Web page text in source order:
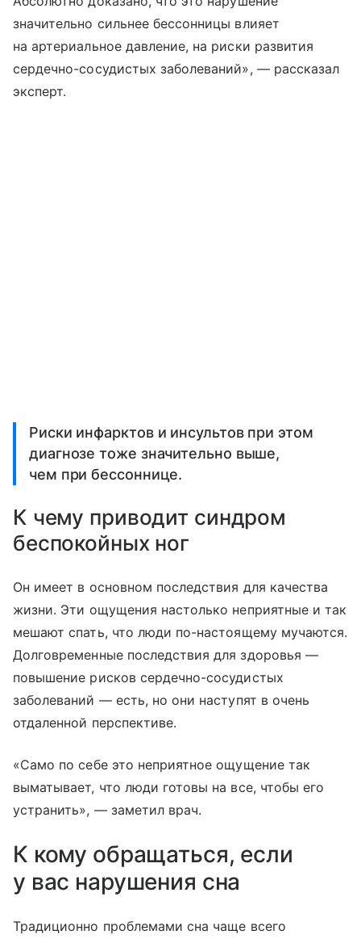
значительно сильнее бессонницы влияет
на артериальное давление, на риски развития
сердечно-сосудистых заболеваний», — рассказал
эксперт.
Риски инфарктов и инсультов при этом
диагнозе тоже значительно выше,
чем при бессоннице.
К чему приводит синдром
беспокойных ног
Он имеет в основном последствия для качества
жизни. Эти ощущения настолько неприятные и так
мешают спать, что люди по-настоящему мучаются.
Долговременные последствия для здоровья —
повышение рисков сердечно-сосудистых
заболеваний — есть, но они наступят в очень
отдаленной перспективе.
«Само по себе это неприятное ощущение так
выматывает, что люди готовы на все, чтобы его
устранить», — заметил врач.
К кому обращаться, если
у вас нарушения сна
Традиционно проблемами сна чаще всего